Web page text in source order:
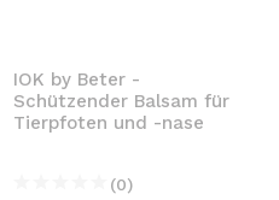
IOK by Beter -
Schützender Balsam für
Tierpfoten und -nase
(0)